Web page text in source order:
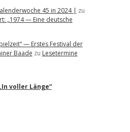
45 in 2024 | zu
„1974 — Eine deutsche
— Erstes Festival der
Baade zu Lesetermine
voller Länge“